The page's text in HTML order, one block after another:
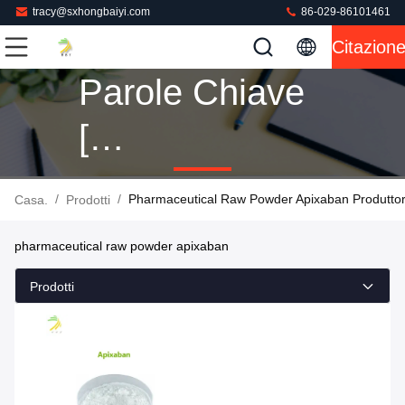
tracy@sxhongbaiyi.com 86-029-86101461
Citazione
Parole Chiave
[
Pharmaceutical
Apixaban ]
Prodotti
Casa. / Prodotti / Pharmaceutical Raw Powder Apixaban
pharmaceutical raw powder apixaban
Prodotti